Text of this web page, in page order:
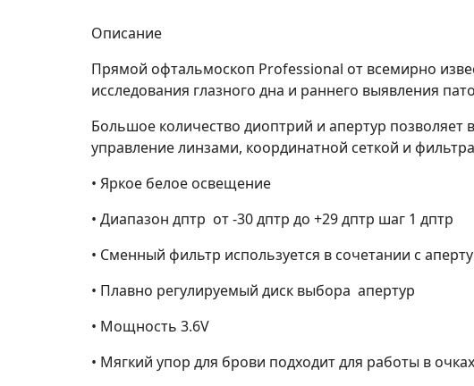
Описание
Прямой офтальмоскоп Professional от всемирно
исследования глазного дна и раннего выявления
Большое количество диоптрий и апертур
управление линзами, координатной сеткой и
• Яркое белое освещение
• Диапазон дптр от -30 дптр до +29 дптр шаг 1 дптр
• Сменный фильтр используется в сочетании с
• Плавно регулируемый диск выбора апертур
• Мощность 3.6V
• Мягкий упор для брови подходит для работы в очках